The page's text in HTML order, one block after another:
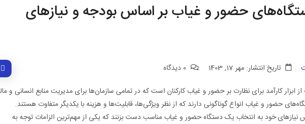
حضور و غیاب بر اساس بودجه و نیازهای
تاریخ انتشار: مهر 17, 1403
ابزار کارآمد برای نظارت بر حضور و غیاب کارکنان است که در تمامی سازمان‌ها برای مدیریت منابع انسانی و
حضور و غیاب انواع گوناگونی دارند که از نظر ویژگی‌ها، قابلیت‌ها و هزینه با یکدیگر متفاوت هستند.
نیازهای خود به انتخاب یک دستگاه حضور و غیاب مناسب دست بزنند که یکی از مهم‌ترین الزامات توجه به